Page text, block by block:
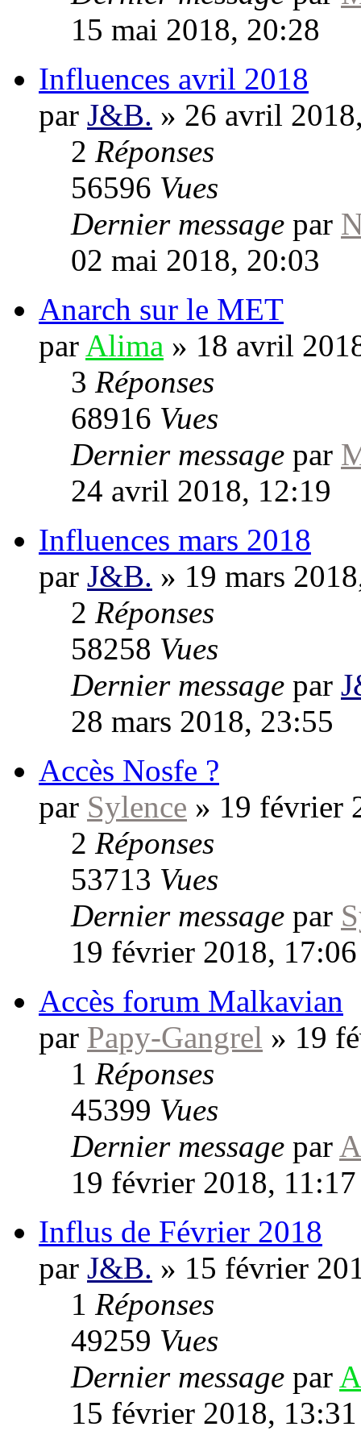
15 mai 2018, 20:28
Influences avril 2018
par J&B. » 26 avril
2 Réponses
56596 Vues
Dernier message par
02 mai 2018, 20:03
Anarch sur le MET
par Alima » 18 avril
3 Réponses
68916 Vues
Dernier message par
24 avril 2018, 12:19
Influences mars 2018
par J&B. » 19 mars
2 Réponses
58258 Vues
Dernier message par
28 mars 2018, 23:55
Accès Nosfe ?
par Sylence » 19 février
2 Réponses
53713 Vues
Dernier message par
19 février 2018, 17:06
Accès forum Malkavian
par Papy-Gangrel » 19
1 Réponses
45399 Vues
Dernier message par
19 février 2018, 11:17
Influs de Février 2018
par J&B. » 15 février
1 Réponses
49259 Vues
Dernier message par
15 février 2018, 13:31